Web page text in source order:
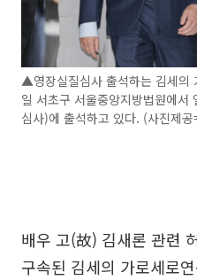
▲영장실질심사 출석하는 김세의
일 서초구 서울중앙지방법원에서
심사)에 출석하고 있다. (사진제
배우 고(故) 김새론 관련
구속된 김세의 가로세로